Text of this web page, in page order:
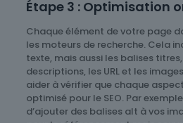
Étape 3 : Optimisation
Chaque élément de votre page
les moteurs de recherche. Cela
texte, mais aussi les balises
descriptions, les URL et les
aider à vérifier que chaque
optimisé pour le SEO. Par
d’ajouter des balises alt à vos